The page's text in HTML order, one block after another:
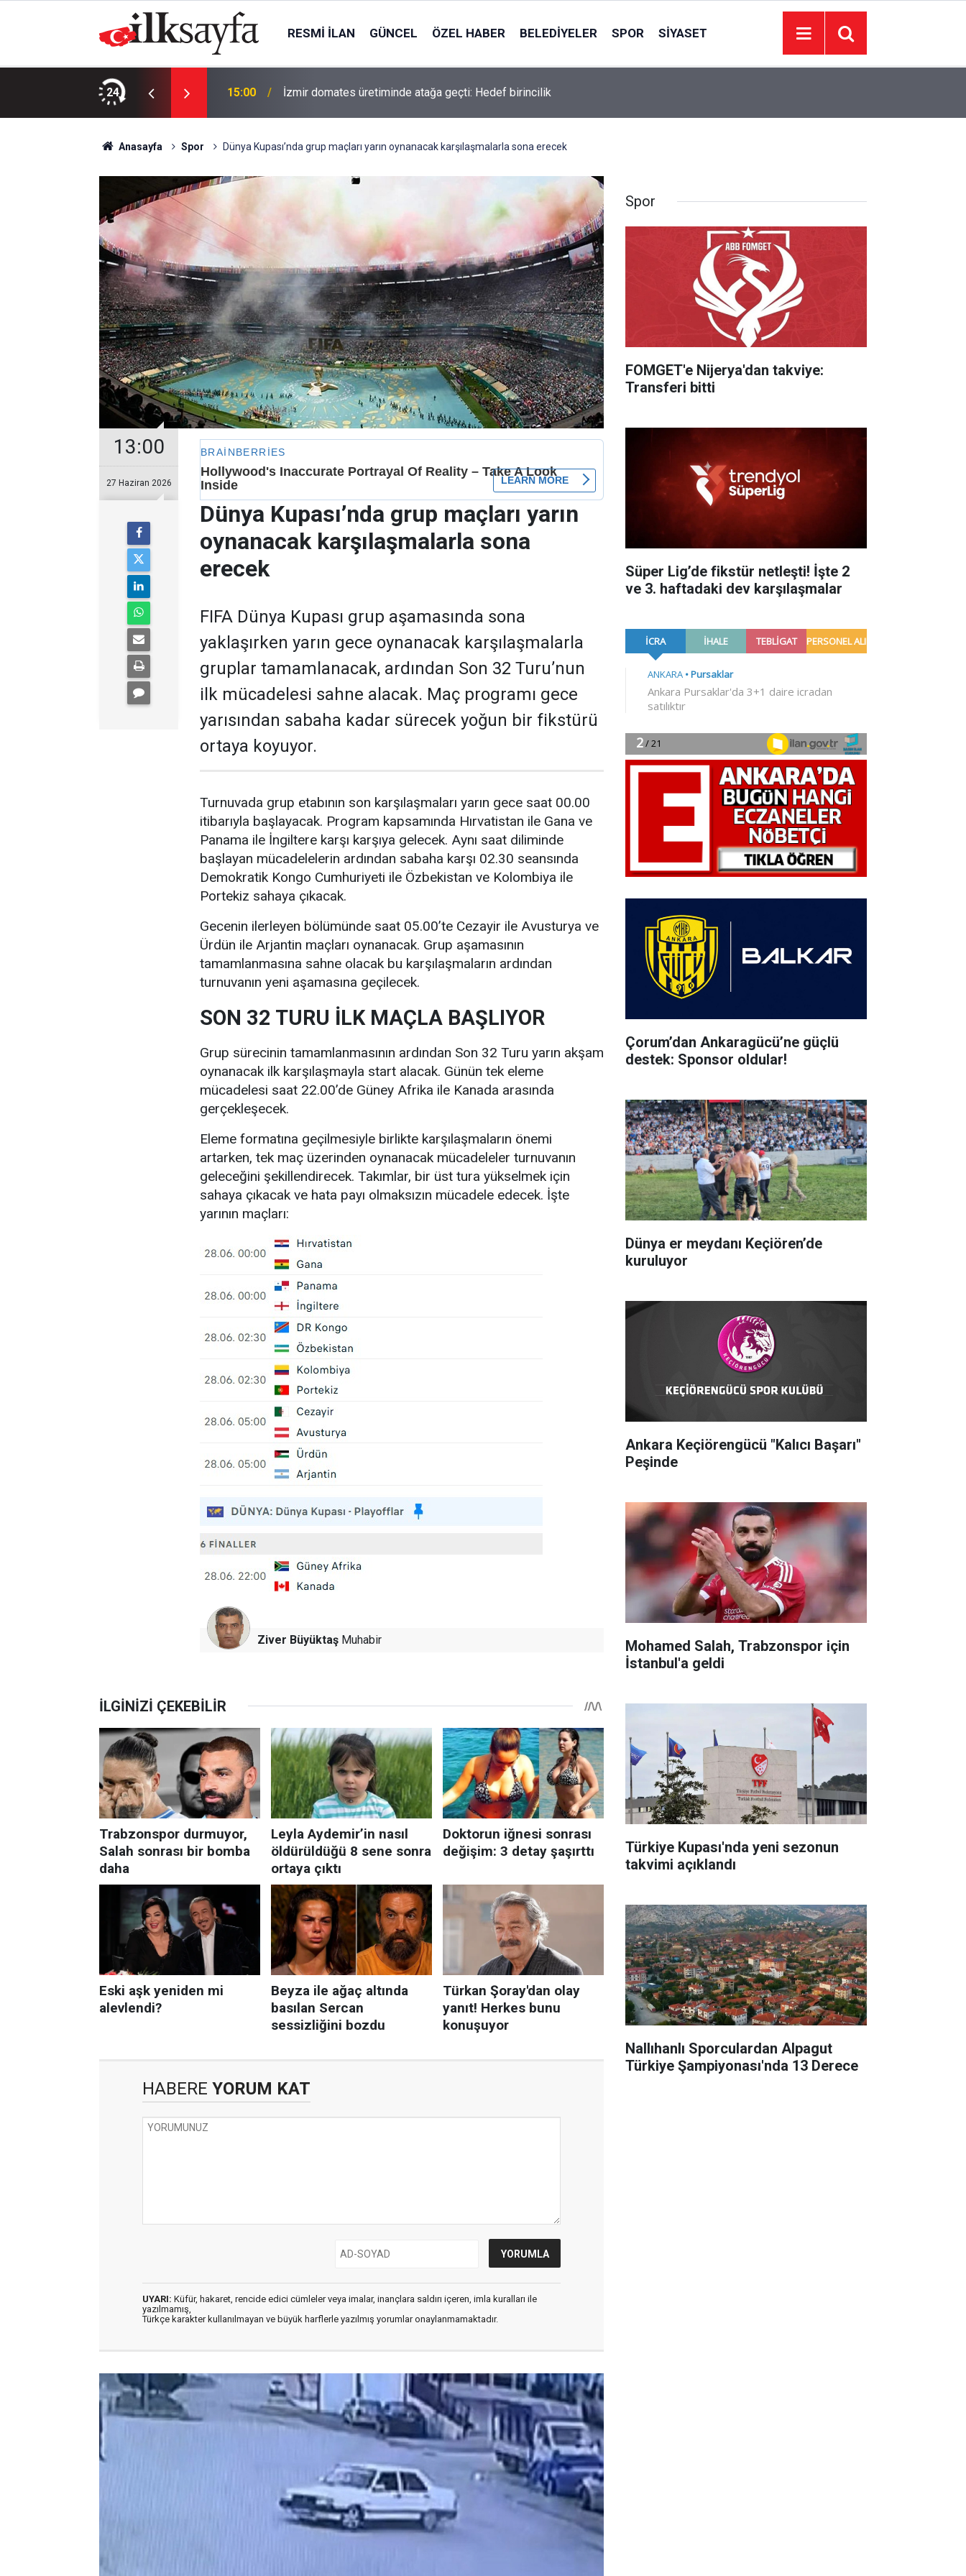
RESMI İLAN GÜNCEL ÖZEL HABER BELEDIYELER SPOR SIYASET
24 15:00 İzmir domates üretiminde atağa geçti: Hedef birincilik
Anasayfa Spor Dünya Kupası’nda grup maçları yarın oynanacak karşılaşmalarla sona erecek
13:00
27 Haziran 2026
Dünya Kupası’nda grup maçları yarın
oynanacak karşılaşmalarla sona
erecek
FIFA Dünya Kupası grup aşamasında sona
yaklaşırken yarın gece oynanacak karşılaşmalarla
gruplar tamamlanacak, ardından Son 32 Turu’nun
ilk mücadelesi sahne alacak. Maç programı gece
yarısından sabaha kadar sürecek yoğun bir fikstürü
ortaya koyuyor.
Turnuvada grup etabının son karşılaşmaları yarın gece saat 00.00
itibarıyla başlayacak. Program kapsamında Hırvatistan ile Gana ve
Panama ile İngiltere karşı karşıya gelecek. Aynı saat diliminde
başlayan mücadelelerin ardından sabaha karşı 02.30 seansında
Demokratik Kongo Cumhuriyeti ile Özbekistan ve Kolombiya ile
Portekiz sahaya çıkacak.
Gecenin ilerleyen bölümünde saat 05.00’te Cezayir ile Avusturya ve
Ürdün ile Arjantin maçları oynanacak. Grup aşamasının
tamamlanmasına sahne olacak bu karşılaşmaların ardından
turnuvanın yeni aşamasına geçilecek.
SON 32 TURU İLK MAÇLA BAŞLIYOR
Grup sürecinin tamamlanmasının ardından Son 32 Turu yarın akşam
oynanacak ilk karşılaşmayla start alacak. Günün tek eleme
mücadelesi saat 22.00’de Güney Afrika ile Kanada arasında
gerçekleşecek.
Eleme formatına geçilmesiyle birlikte karşılaşmaların önemi
artarken, tek maç üzerinden oynanacak mücadeleler turnuvanın
geleceğini şekillendirecek. Takımlar, bir üst tura yükselmek için
sahaya çıkacak ve hata payı olmaksızın mücadele edecek. İşte
yarının maçları:
Ziver Büyüktaş Muhabir
HABERE YORUM KAT
UYARI: Küfür, hakaret, rencide edici cümleler veya imalar, inançlara saldırı içeren, imla kuralları ile
yazılmamış,
Türkçe karakter kullanılmayan ve büyük harflerle yazılmış yorumlar onaylanmamaktadır.
Spor
FOMGET'e Nijerya'dan takviye:
Transferi bitti
Süper Lig’de fikstür netleşti! İşte 2
ve 3. haftadaki dev karşılaşmalar
Çorum’dan Ankaragücü’ne güçlü
destek: Sponsor oldular!
Dünya er meydanı Keçiören’de
kuruluyor
Ankara Keçiörengücü "Kalıcı Başarı"
Peşinde
Mohamed Salah, Trabzonspor için
İstanbul'a geldi
Türkiye Kupası'nda yeni sezonun
takvimi açıklandı
Nallıhanlı Sporculardan Alpagut
Türkiye Şampiyonası'nda 13 Derece